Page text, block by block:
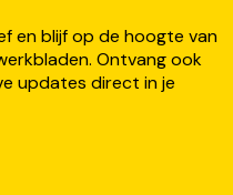
en blijf op de hoogte van
Ontvang ook
updates direct in je